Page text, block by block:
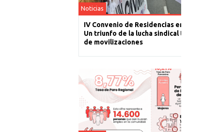
Noticias
IV Convenio de Residencias en La Rioja:
Un triunfo de la lucha sindical tras un año
de movilizaciones